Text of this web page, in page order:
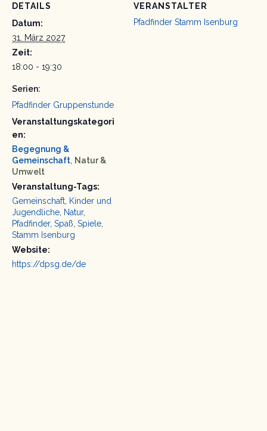
DETAILS
Datum:
31. März 2027
Zeit:
18:00 - 19:30
Serien:
Pfadfinder Gruppenstunde
Veranstaltungskategori
en:
Begegnung &
Gemeinschaft Natur &
Umwelt
Veranstaltung-Tags:
Gemeinschaft Kinder und
Jugendliche Natur,
Pfadfinder, Spaß Spiele
Stamm Isenburg
Website:
https://dpsg.de/de
VERANSTALTER
Pfadfinder Stamm Isenburg